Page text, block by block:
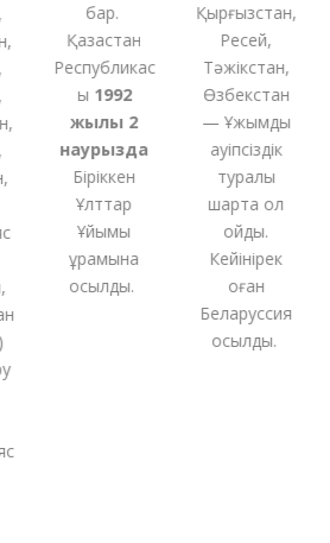
бар.
Қазақстан
Республикас
1992
жылы 2
наурызда
Біріккен
Ұлттар
Ұйымы
құрамына
қосылды.
Қырғызстан,
Ресей,
Тәжікстан,
Өзбекстан
— Ұжымдық
қауіпсіздік
туралы
шартқа қол
қойды.
Кейінірек
оған
Беларуссия
қосылды.